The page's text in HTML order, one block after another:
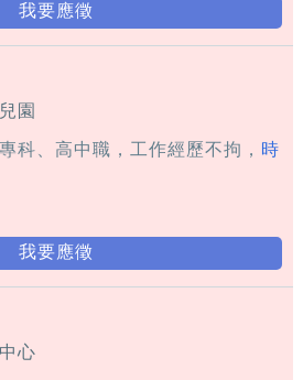
我要應徵
園
科、高中職，工作經歷不拘， 時
我要應徵
心